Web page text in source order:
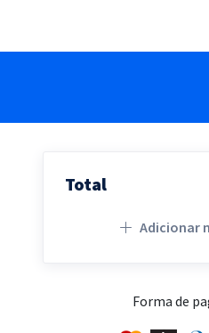
Total
Adicionar
Forma de